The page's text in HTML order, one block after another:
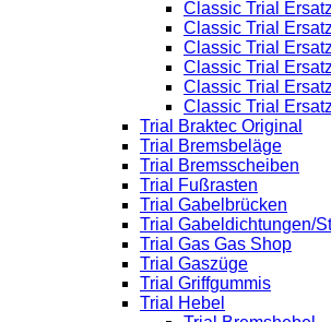
Classic Trial
Classic Trial
Classic Trial
Classic Trial
Classic Trial
Classic Trial
Trial Braktec Original
Trial Bremsbeläge
Trial Bremsscheiben
Trial Fußrasten
Trial Gabelbrücken
Trial Gabeldichtungen/
Trial Gas Gas Shop
Trial Gaszüge
Trial Griffgummis
Trial Hebel